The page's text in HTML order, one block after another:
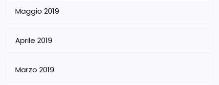
Maggio 2019
Aprile 2019
Marzo 2019